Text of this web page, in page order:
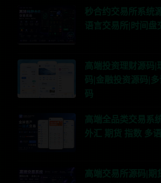
秒合约交易所系统
语言交易所|时间盘
高端投资理财源码|
码|金融投资源码|多
码
高端全品类交易系
外汇 期货 指数 多
高端交易所源码|期